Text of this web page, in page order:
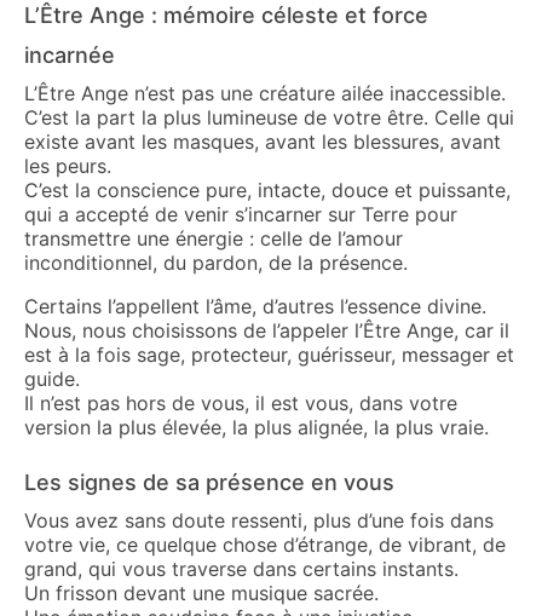
L’Être Ange : mémoire céleste et force
incarnée
L’Être Ange n’est pas une créature ailée inaccessible.
C’est la part la plus lumineuse de votre être. Celle qui
existe avant les masques, avant les blessures, avant
les peurs.
C’est la conscience pure, intacte, douce et puissante,
qui a accepté de venir s’incarner sur Terre pour
transmettre une énergie : celle de l’amour
inconditionnel, du pardon, de la présence.
Certains l’appellent l’âme, d’autres l’essence divine.
Nous, nous choisissons de l’appeler l’Être Ange, car il
est à la fois sage, protecteur, guérisseur, messager et
guide.
Il n’est pas hors de vous, il est vous, dans votre
version la plus élevée, la plus alignée, la plus vraie.
Les signes de sa présence en vous
Vous avez sans doute ressenti, plus d’une fois dans
votre vie, ce quelque chose d’étrange, de vibrant, de
grand, qui vous traverse dans certains instants.
Un frisson devant une musique sacrée.